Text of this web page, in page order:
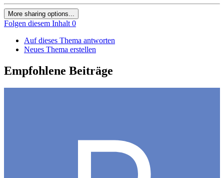
More sharing options...
Folgen diesem Inhalt 0
Auf dieses Thema antworten
Neues Thema erstellen
Empfohlene Beiträge